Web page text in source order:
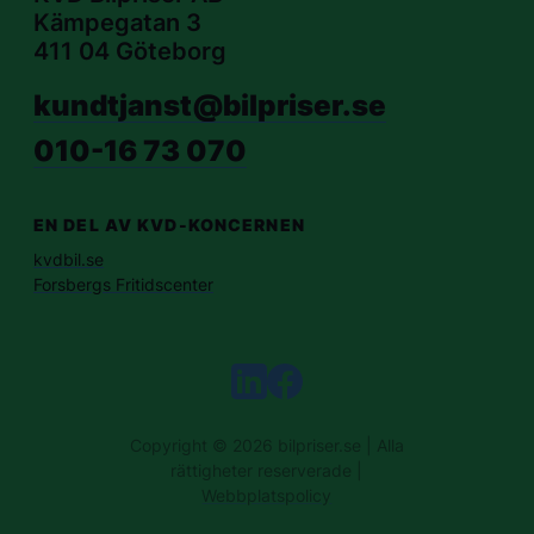
Kämpegatan 3
411 04 Göteborg
kundtjanst@bilpriser.se
010-16 73 070
EN DEL AV KVD-KONCERNEN
kvdbil.se
Forsbergs Fritidscenter
Copyright © 2026 bilpriser.se | Alla
rättigheter reserverade |
Webbplatspolicy